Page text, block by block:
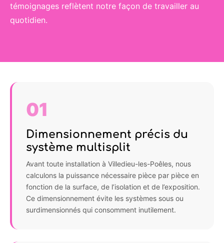
témoignages reflètent notre façon de travailler au
quotidien.
01
Dimensionnement précis du
système multisplit
Avant toute installation à Villedieu-les-Poêles, nous
calculons la puissance nécessaire pièce par pièce en
fonction de la surface, de l’isolation et de l’exposition.
Ce dimensionnement évite les systèmes sous ou
surdimensionnés qui consomment inutilement.